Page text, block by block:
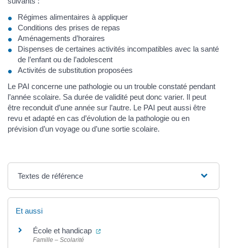
Régimes alimentaires à appliquer
Conditions des prises de repas
Aménagements d’horaires
Dispenses de certaines activités incompatibles avec la santé
de l’enfant ou de l’adolescent
Activités de substitution proposées
Le PAI concerne une pathologie ou un trouble constaté pendant
l’année scolaire. Sa durée de validité peut donc varier. Il peut
être reconduit d’une année sur l’autre. Le PAI peut aussi être
revu et adapté en cas d’évolution de la pathologie ou en
prévision d’un voyage ou d’une sortie scolaire.
Textes de référence
Et aussi
École et handicap (ouverture dans un nouvel onglet)
Famille – Scolarité